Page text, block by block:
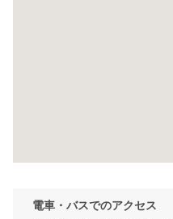
電車・バスでのアクセス